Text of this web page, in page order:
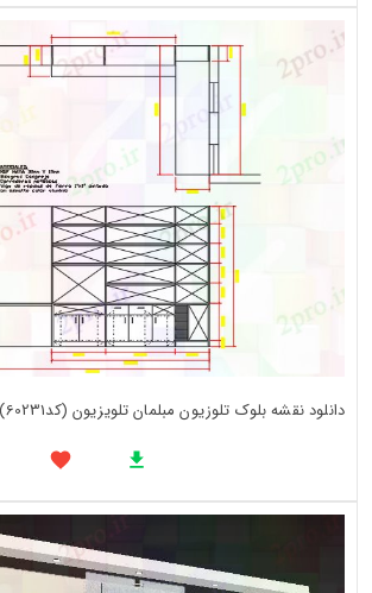
دانلود نقشه بلوک تلوزیون مبلمان تلویزیون (کد60231)